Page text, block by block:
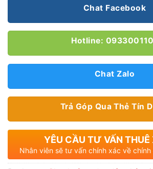
Chat Facebook
Hotline:
Chat Zalo
Trả Góp Qua Thẻ Tín
YÊU CẦU TƯ VẤN THUÊ
Nhân viên sẽ tư vấn chính xác về